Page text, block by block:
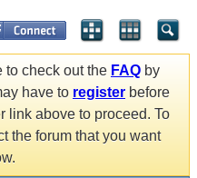
to check out the FAQ by
have to register before
link above to proceed. To
the forum that you want